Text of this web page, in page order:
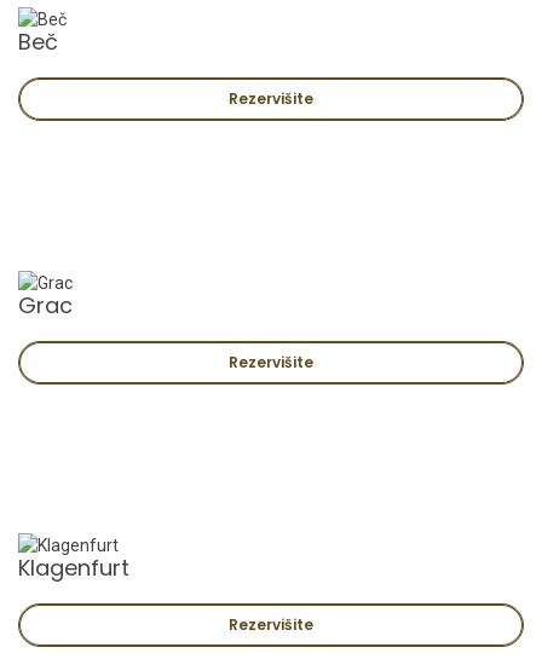
Beč
Rezervišite
Grac
Rezervišite
Klagenfurt
Rezervišite